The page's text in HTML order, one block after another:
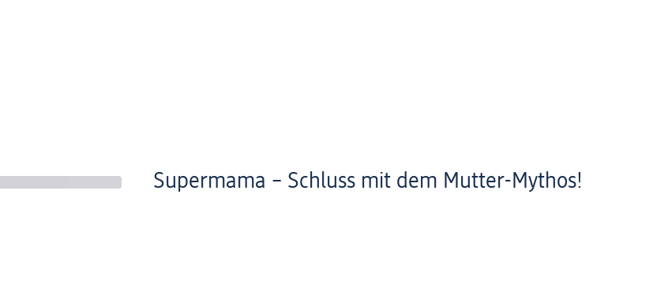
Supermama – Schluss mit dem Mutter-Mythos!